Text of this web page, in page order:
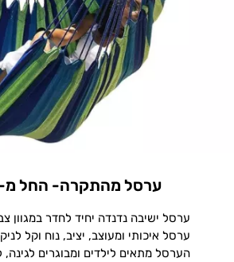
ערסל מהתקרה- החל מ-85
ערסל ישיבה נדנדה יחיד לחדר במגוון
ערסל איכותי ומעוצב, יציב, נוח וקל
הערסל מתאים לילדים ומבוגרים לגינה,